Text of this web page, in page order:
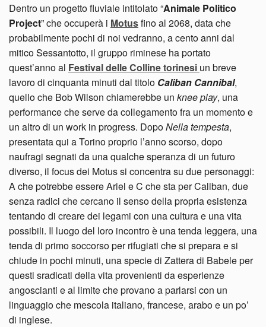
Dentro un progetto fluviale intitolato “Animale Politico
Project” che occuperà i Motusfino al 2068, data che
probabilmente pochi di noi vedranno, a cento anni dal
mitico Sessantotto, il gruppo riminese ha portato
quest’anno al Festival delle Colline torinesi un breve
lavoro di cinquanta minuti dal titolo Caliban Cannibal,
quello che Bob Wilson chiamerebbe un knee play, una
performance che serve da collegamento fra un momento e
un altro di un work in progress. DopoNella tempesta,
presentata qui a Torino proprio l’anno scorso, dopo
naufragi segnati da una qualche speranza di un futuro
diverso, il focus dei Motus si concentra su due personaggi:
A che potrebbe essere Ariel e C che sta per Caliban, due
senza radici che cercano il senso della propria esistenza
tentando di creare dei legami con una cultura e una vita
possibili. Il luogo del loro incontro è una tenda leggera, una
tenda di primo soccorso per rifugiati che si prepara e si
chiude in pochi minuti, una specie di Zattera di Babele per
questi sradicati della vita provenienti da esperienze
angoscianti e al limite che provano a parlarsi con un
linguaggio che mescola italiano, francese, arabo e un po’
di inglese.